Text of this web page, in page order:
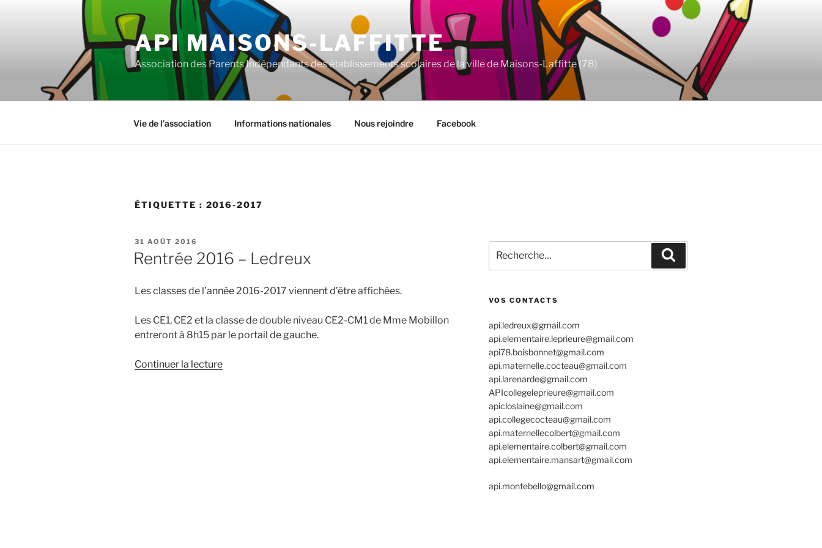
API MAISONS-LAFFITTE
Association des Parents Indépendants des établissements scolaires de la ville de Maisons-Laffitte (78)
Vie de l’association Informations nationales Nous rejoindre Facebook
ÉTIQUETTE : 2016-2017
PUBLIÉ
LE
31 AOÛT 2016
Rentrée 2016 – Ledreux
Les classes de l’année 2016-2017 viennent d’être affichées.
Les CE1, CE2 et la classe de double niveau CE2-CM1 de Mme Mobillon
entreront à 8h15 par le portail de gauche.
Continuer la lecturede
pour
:
VOS CONTACTS
api.ledreux@gmail.com
api.elementaire.leprieure@gmail.com
api78.boisbonnet@gmail.com
api.maternelle.cocteau@gmail.com
api.larenarde@gmail.com
APIcollegeleprieure@gmail.com
apicloslaine@gmail.com
api.collegecocteau@gmail.com
api.maternellecolbert@gmail.com
api.elementaire.colbert@gmail.com
api.elementaire.mansart@gmail.com
api.montebello@gmail.com